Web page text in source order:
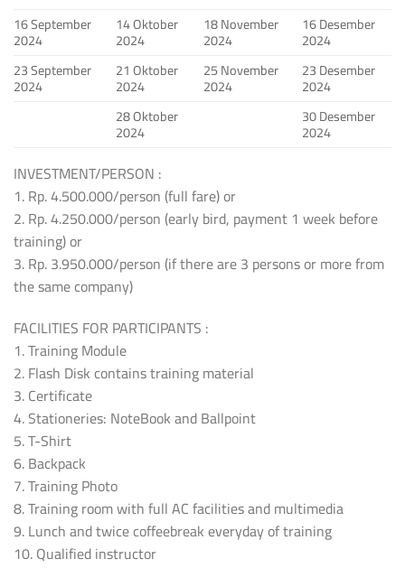
16 September
2024
14 Oktober
2024
18 November
2024
16 Desember
2024
23 September
2024
21 Oktober
2024
25 November
2024
23 Desember
2024
28 Oktober
2024
30 Desember
2024
INVESTMENT/PERSON :
1. Rp. 4.500.000/person (full fare) or
2. Rp. 4.250.000/person (early bird, payment 1 week before
training) or
3. Rp. 3.950.000/person (if there are 3 persons or more from
the same company)
FACILITIES FOR PARTICIPANTS :
1. Training Module
2. Flash Disk contains training material
3. Certificate
4. Stationeries: NoteBook and Ballpoint
5. T-Shirt
6. Backpack
7. Training Photo
8. Training room with full AC facilities and multimedia
9. Lunch and twice coffeebreak everyday of training
10. Qualified instructor